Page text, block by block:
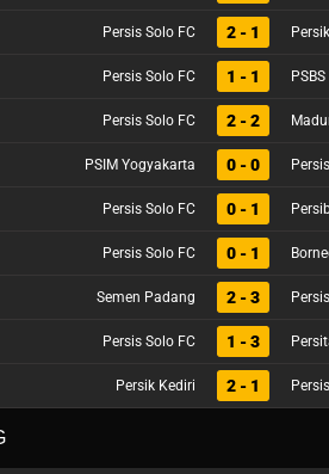
Persis Solo FC 2 - 1
Persis Solo FC 1 - 1
Persis Solo FC 2 - 2
PSIM Yogyakarta 0 - 0
Persis Solo FC 0 - 1
Persis Solo FC 0 - 1
Semen Padang 2 - 3
Persis Solo FC 1 - 3
Persik Kediri 2 - 1